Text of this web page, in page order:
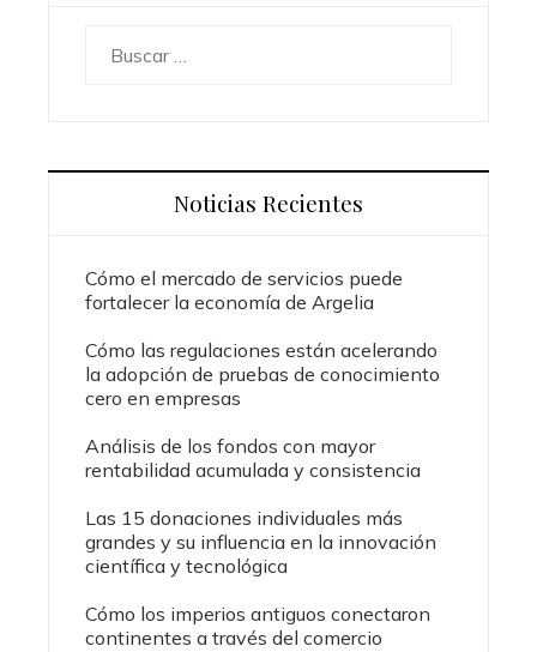
Noticias Recientes
Cómo el mercado de servicios puede
fortalecer la economía de Argelia
Cómo las regulaciones están acelerando
la adopción de pruebas de conocimiento
cero en empresas
Análisis de los fondos con mayor
rentabilidad acumulada y consistencia
Las 15 donaciones individuales más
grandes y su influencia en la innovación
científica y tecnológica
Cómo los imperios antiguos conectaron
continentes a través del comercio